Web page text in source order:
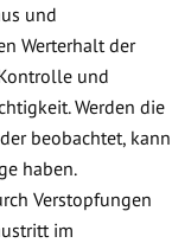
und
Werterhalt der
und
Werden die
beobachtet, kann
haben.
Verstopfungen
im